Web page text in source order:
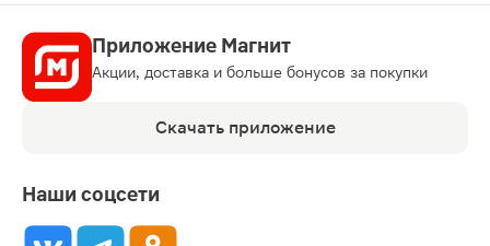
Приложение Магнит
Акции, доставка и больше бонусов за покупки
Скачать приложение
Наши соцсети